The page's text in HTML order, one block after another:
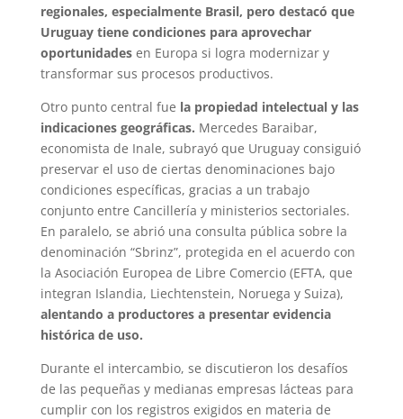
regionales, especialmente Brasil, pero destacó que
Uruguay tiene condiciones para aprovechar
oportunidadesen Europa si logra modernizar y
transformar sus procesos productivos.
Otro punto central fue la propiedad intelectual y las
indicaciones geográficas. Mercedes Baraibar,
economista de Inale, subrayó que Uruguay consiguió
preservar el uso de ciertas denominaciones bajo
condiciones específicas, gracias a un trabajo
conjunto entre Cancillería y ministerios sectoriales.
En paralelo, se abrió una consulta pública sobre la
denominación “Sbrinz”, protegida en el acuerdo con
la Asociación Europea de Libre Comercio (EFTA, que
integran Islandia, Liechtenstein, Noruega y Suiza),
alentando a productores a presentar evidencia
histórica de uso.
Durante el intercambio, se discutieron los desafíos
de las pequeñas y medianas empresas lácteas para
cumplir con los registros exigidos en materia de